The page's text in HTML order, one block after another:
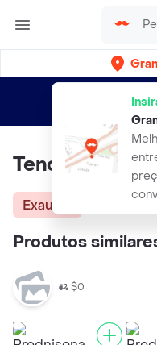
Entregas
Tenoxicam
Exausta
Produtos
$0